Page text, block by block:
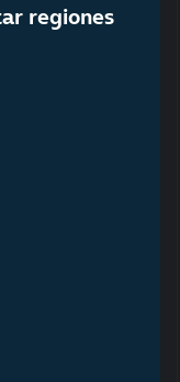
regiones